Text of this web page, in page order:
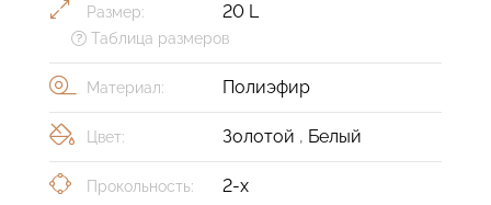
Размер: 20 L
Таблица размеров
Материал: Полиэфир
Цвет: Золотой , Белый
Прокольность: 2-х